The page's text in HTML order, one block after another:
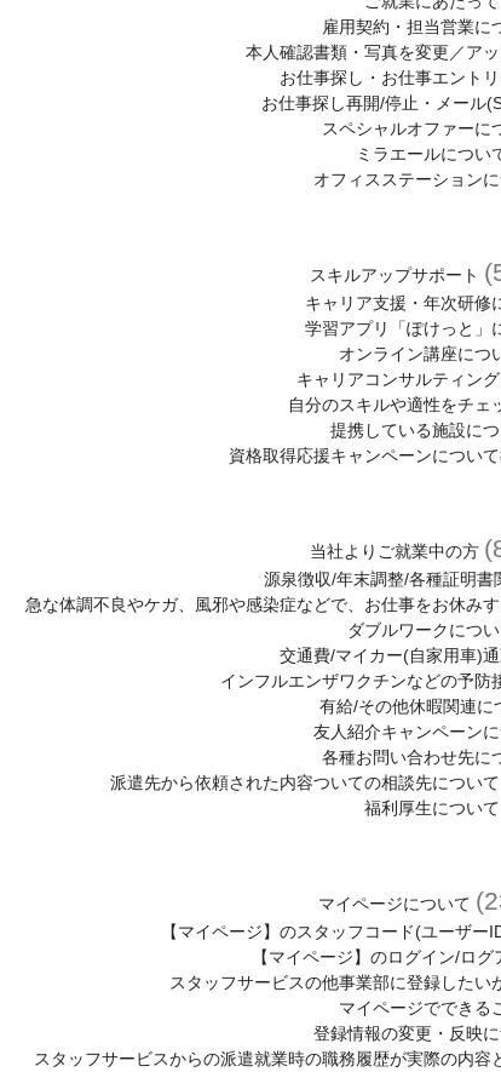
雇用契約・担当営業に
本人確認書類・写真を変更／ア
お仕事探し・お仕事エント
お仕事探し再開/停止・メール
スペシャルオファーに
ミラエールについ
オフィスステーション
スキルアップサポート
キャリア支援・年次研修
学習アプリ「ぽけっと」
オンライン講座につ
キャリアコンサルティン
自分のスキルや適性をチェ
提携している施設に
資格取得応援キャンペーンについて
当社よりご就業中の方
源泉徴収/年末調整/各種証明書
急な体調不良やケガ、風邪や感染症などで、お仕事をお休み
ダブルワークにつ
交通費/マイカー(自家用車)
インフルエンザワクチンなどの予防
有給/その他休暇関連に
友人紹介キャンペーン
各種お問い合わせ先に
派遣先から依頼された内容ついての相談先につい
福利厚生について
マイページについて
【マイページ】のスタッフコード(ユーザー
【マイページ】のログイン/ロ
スタッフサービスの他事業部に登録したい
マイページでできる
登録情報の変更・反映
スタッフサービスからの派遣就業時の職務履歴が実際の内容